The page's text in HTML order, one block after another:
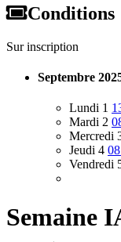
Conditions
Sur inscription
Septembre
Lundi 1
Mardi 2
Mercredi
Jeudi 4
Vendredi
Semaine